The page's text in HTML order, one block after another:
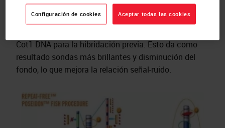
genoma humano. La eliminación de estas secuencias
repetidas conduce a una cinética de unión más
Cot1 DNA para la hibridación previa. Esto da como
resultado sondas más brillantes y disminución del
fondo, lo que mejora la relación señal-ruido.
Configuración de cookies Aceptar todas las cookies